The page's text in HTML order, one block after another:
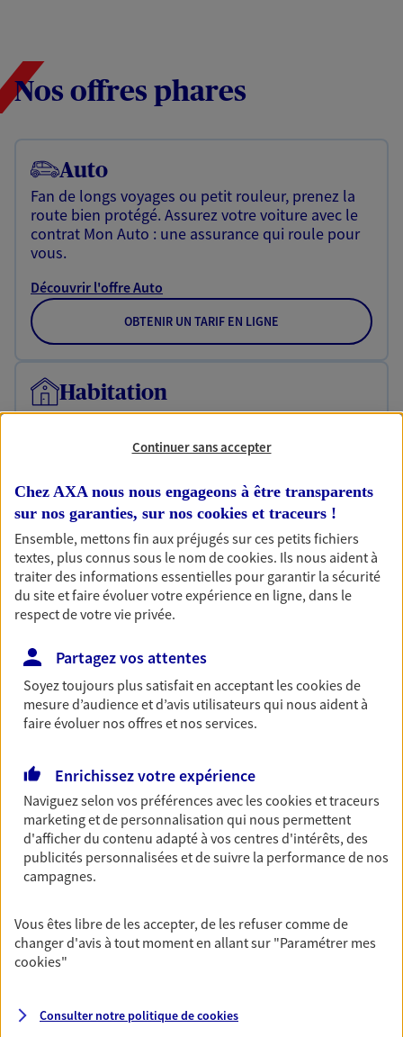
Nos offres phares
Auto
Fan de longs voyages ou petit rouleur, prenez la
route bien protégé. Assurez votre voiture avec le
contrat Mon Auto : une assurance qui roule pour
vous.
Découvrir l'offre Auto
OBTENIR UN TARIF EN LIGNE
Habitation
Votre logement est unique, comme vous. Le
contrat Ma Maison assure votre sérénité en
protégeant ce qui vous tient à coeur.
Découvrir l'offre Habitation
OBTENIR UN TARIF EN LIGNE
Garantie Accidents de la Vie
Bricoleuse, féru de jardinage, pâtissier en herbe
accident du quotidien. Avec Ma Protection
Accident, protégez votre qualité de vie et vos
revenus.
Découvrir l'offre Garantie Accidents de la Vie
OBTENIR UN TARIF EN LIGNE
Multirisque Entreprise
Gagnez en simplicité et en sérénité avec votre
assurance multirisque entreprise. Un contrat
équipements et stocks… sans oublier votre
responsabilité civile.
DEMANDER UN DEVIS
Continuer sans accepter
Chez AXA nous nous engageons à être transparents
sur nos garanties, sur nos cookies et traceurs !
Ensemble, mettons fin aux préjugés sur ces petits fichiers
textes, plus connus sous le nom decookies. Ils nous aident à
traiter des informations essentielles pour garantir la sécurité
du site et faire évoluer votre expérience en ligne, dans le
respect de votre vie privée.
Partagez vos attentes
Soyez toujours plus satisfait en acceptant lescookiesde
mesure d’audience et d’avis utilisateurs qui nous aident à
faire évoluer nos offres et nos services.
Enrichissez votre expérience
Naviguez selon vos préférences avec lescookies et traceurs
marketing et de personnalisation qui nous permettent
d'afficher du contenu adapté à vos centres d'intérêts, des
publicités personnalisées et de suivre la performance de nos
campagnes.
Vous êtes libre de les accepter, de les refuser comme de
changer d'avis à tout moment en allant sur "Paramétrer mes
cookies"
Consulter notre politique decookies